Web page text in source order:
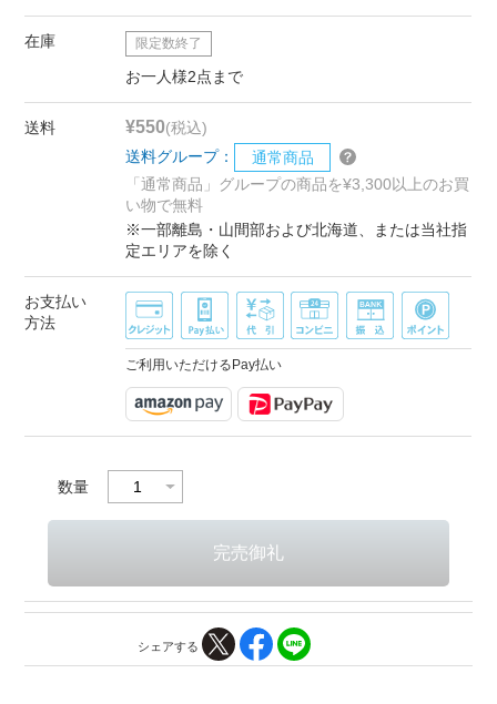
在庫 限定数終了
お一人様2点まで
送料 ¥550(税込)
送料グループ：
通常商品
「通常商品」グループの商品を¥3,300以上のお買
い物で無料
※一部離島・山間部および北海道、または当社指
定エリアを除く
お支払い
方法
ご利用いただけるPay払い
数量
シェアする